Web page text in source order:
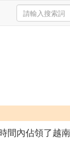
間內佔領了越